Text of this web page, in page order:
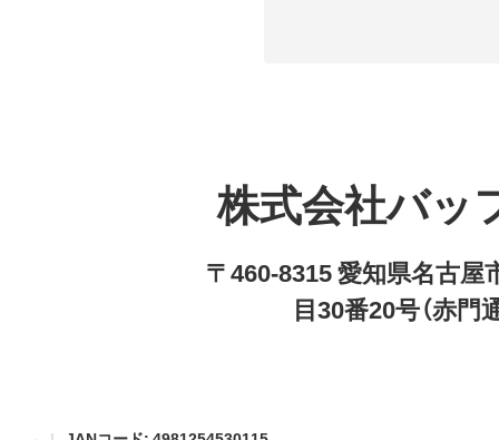
株式会社バッ
〒460-8315 愛知県名古屋
目30番20号（赤門